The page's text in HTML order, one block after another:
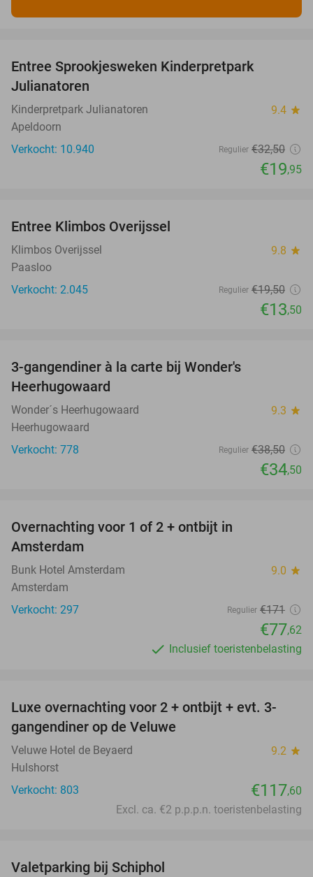
Entree Sprookjesweken Kinderpretpark
Julianatoren
Kinderpretpark Julianatoren 9.4 star
Apeldoorn
Verkocht: 10.940
Regulier €32,50
€19,95
Entree Klimbos Overijssel
Klimbos Overijssel 9.8 star
Paasloo
Verkocht: 2.045
Regulier €19,50
€13,50
3-gangendiner à la carte bij Wonder's
Heerhugowaard
Wonder´s Heerhugowaard 9.3 star
Heerhugowaard
Verkocht: 778
Regulier €38,50
€34,50
Overnachting voor 1 of 2 + ontbijt in
Amsterdam
Bunk Hotel Amsterdam 9.0 star
Amsterdam
Verkocht: 297
Regulier €171
€77,62
Inclusief toeristenbelasting
Luxe overnachting voor 2 + ontbijt + evt. 3-
gangendiner op de Veluwe
Veluwe Hotel de Beyaerd 9.2 star
Hulshorst
Verkocht: 803
€117,60
Excl. ca. €2 p.p.p.n. toeristenbelasting
Valetparking bij Schiphol